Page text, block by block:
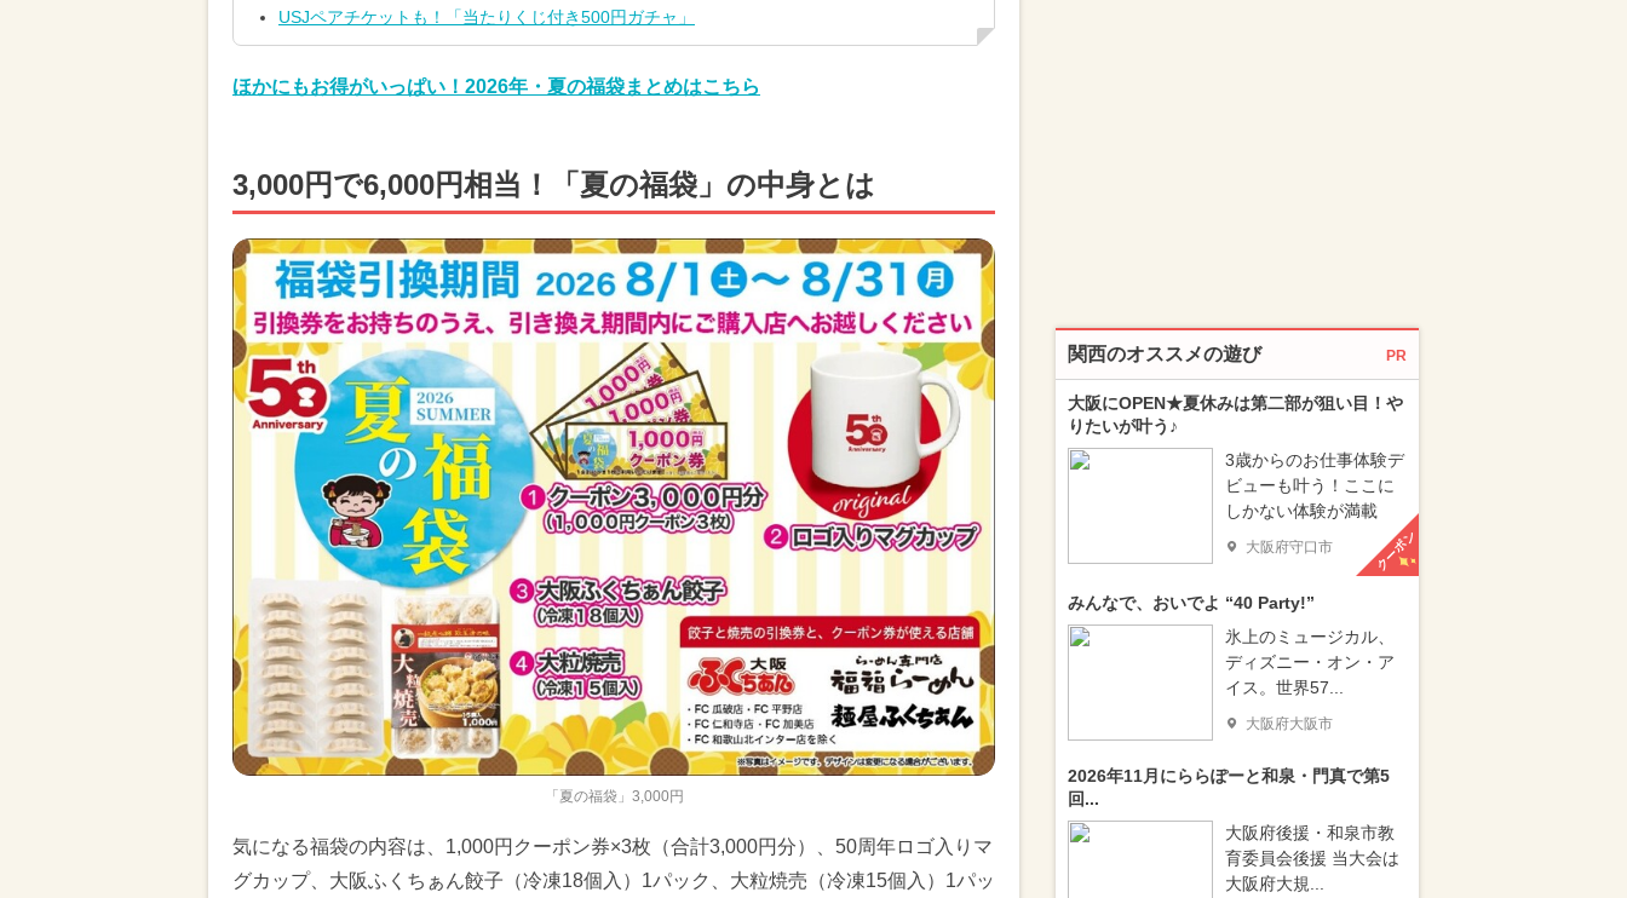
USJペアチケットも！「当たりくじ付き500円ガチャ」
ほかにもお得がいっぱい！2026年・夏の福袋まとめはこちら
3,000円で6,000円相当！「夏の福袋」の中身とは
「夏の福袋」3,000円
気になる福袋の内容は、1,000円クーポン券×3枚（合計3,000円分）、50周年ロゴ入りマ
グカップ、大阪ふくちぁん餃子（冷凍18個入）1パック、大粒焼売（冷凍15個入）1パッ
関西のオススメの遊び PR
大阪にOPEN★夏休みは第二部が狙い目！や
りたいが叶う♪
3歳からのお仕事体験デ
ビューも叶う！ここに
しかない体験が満載
大阪府守口市 クーポン
みんなで、おいでよ “40 Party!”
氷上のミュージカル、
ディズニー・オン・ア
イス。世界57...
大阪府大阪市
2026年11月にららぽーと和泉・門真で第5
回...
大阪府後援・和泉市教
育委員会後援 当大会は
大阪府大規...